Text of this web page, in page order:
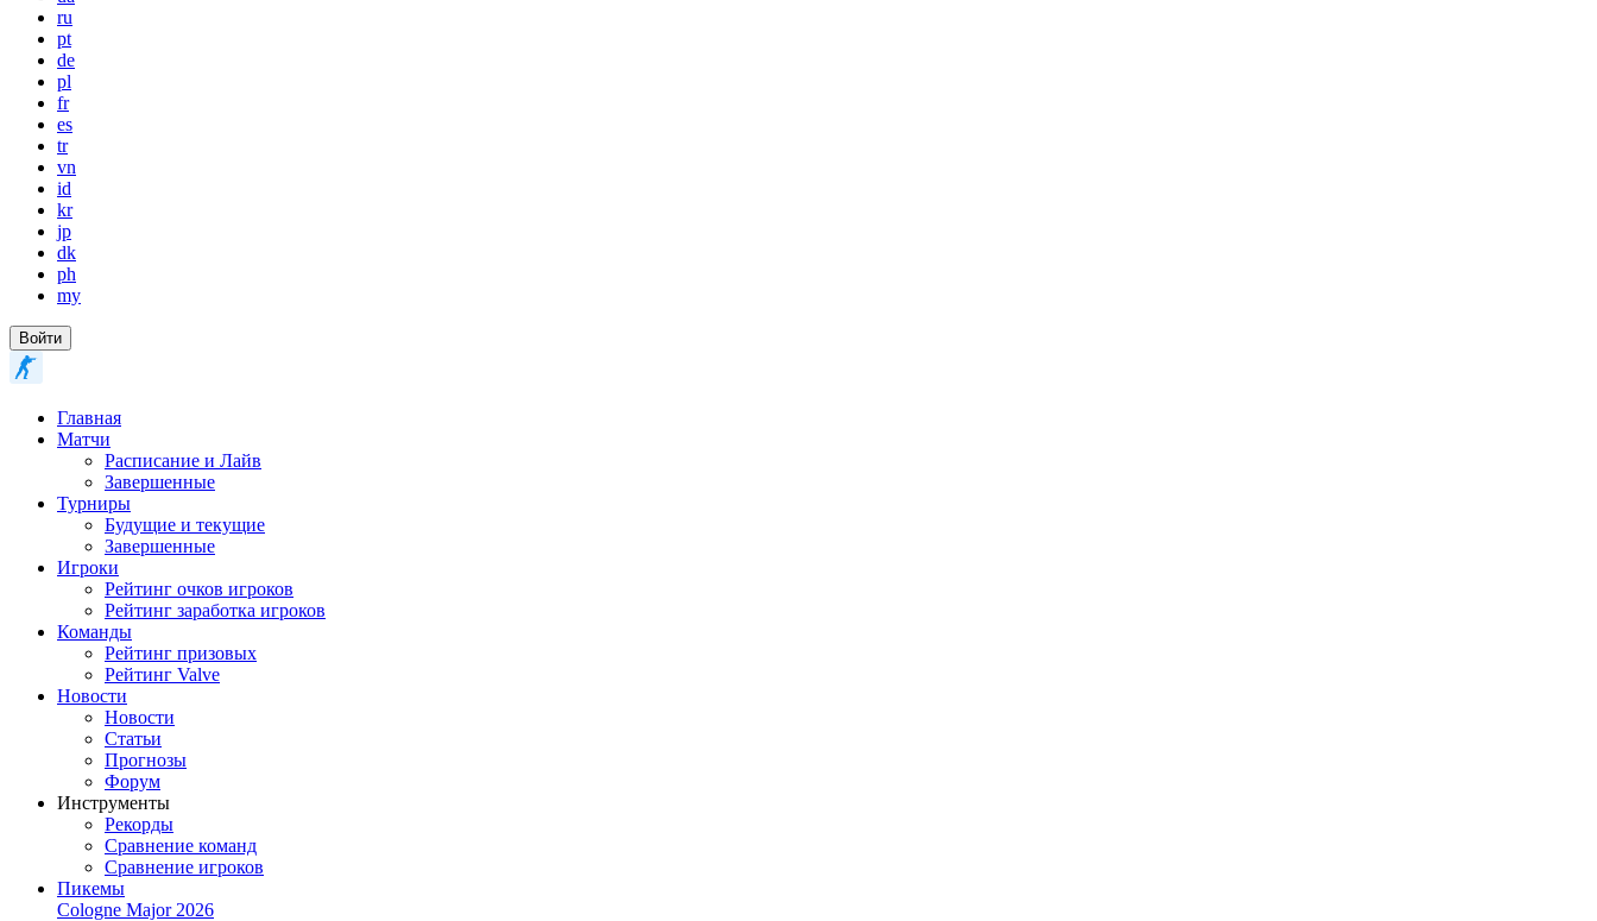
ru
pt
de
pl
fr
es
tr
vn
id
kr
jp
dk
ph
my
Войти
Главная
Матчи
Расписание и Лайв
Завершенные
Турниры
Будущие и текущие
Завершенные
Игроки
Рейтинг очков игроков
Рейтинг заработка игроков
Команды
Рейтинг призовых
Рейтинг Valve
Новости
Новости
Статьи
Прогнозы
Форум
Инструменты
Рекорды
Сравнение команд
Сравнение игроков
Пикемы
Cologne Major 2026